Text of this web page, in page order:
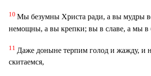
10 Мы безумны Христа ради, а вы мудры
немощны, а вы крепки; вы в славе, а мы в
11 Даже доныне терпим голод и жажду, и
скитаемся,